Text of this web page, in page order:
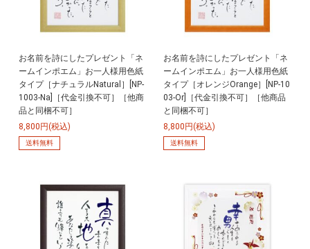
お名前を詩にしたプレゼント「ネ
ームインポエム」お一人様用色紙
タイプ［ナチュラルNatural］[NP-
1003-Na]［代金引換不可］［他商
品と同梱不可］
8,800円(税込)
送料無料
お名前を詩にしたプレゼント「ネ
ームインポエム」お一人様用色紙
タイプ［オレンジOrange］[NP-10
03-Or]［代金引換不可］［他商品
と同梱不可］
8,800円(税込)
送料無料